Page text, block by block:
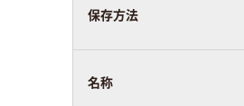
保存方法
名称